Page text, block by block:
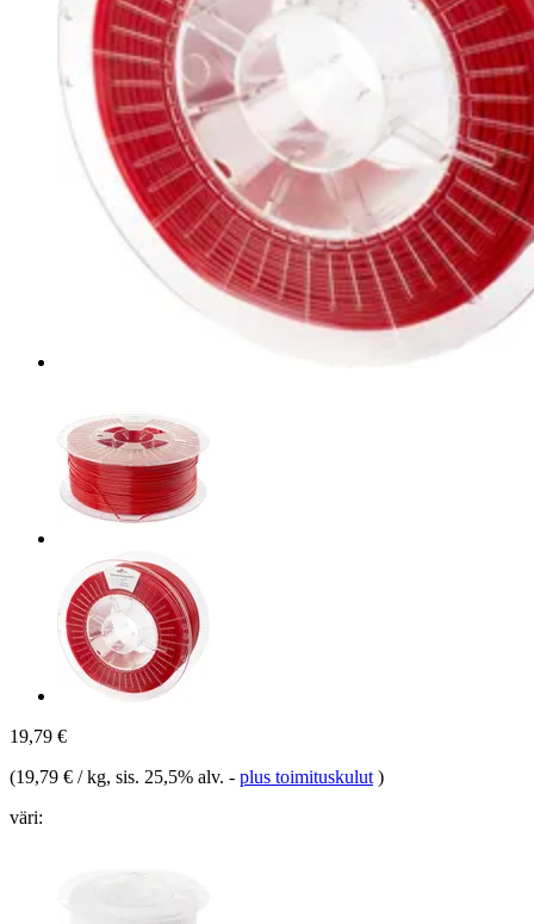
19,79 €
(19,79 € / kg, sis. 25,5% alv. - plus toimituskulut )
väri: